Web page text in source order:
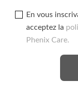
En vous
acceptez la
Phenix Care.